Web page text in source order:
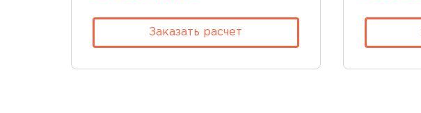
Заказать расчет